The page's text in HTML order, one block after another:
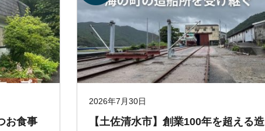
お食事
2026年7月30日
【土佐清水市】創業100年を超える造